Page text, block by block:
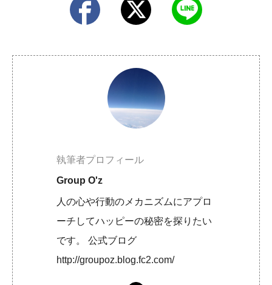
執筆者プロフィール
Group O'z
人の心や行動のメカニズムにアプロ
ーチしてハッピーの秘密を探りたい
です。 公式ブログ
http://groupoz.blog.fc2.com/